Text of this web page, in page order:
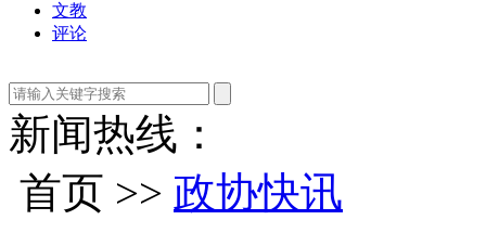
文教
评论
新闻热线：
首页 >> 政协快讯